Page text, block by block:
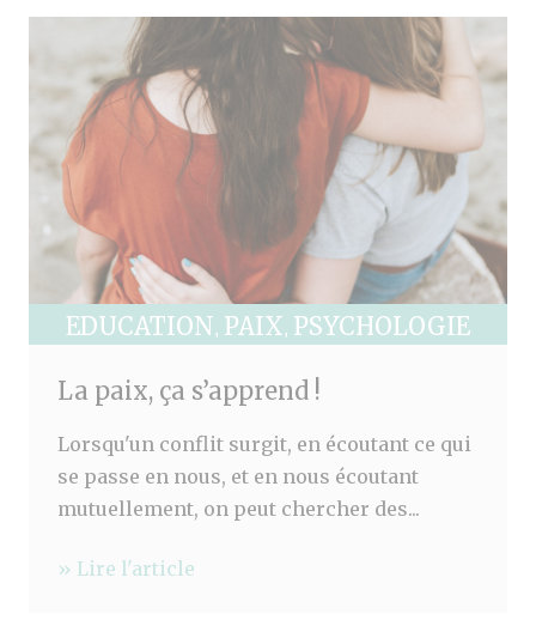
EDUCATION, PAIX, PSYCHOLOGIE
La paix, ça s’apprend !
Lorsqu'un conflit surgit, en écoutant ce qui
se passe en nous, et en nous écoutant
mutuellement, on peut chercher des...
» Lire l'article